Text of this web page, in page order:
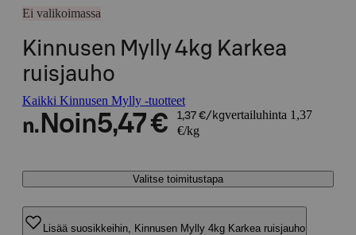
Ei valikoimassa
Kinnusen Mylly 4kg Karkea
ruisjauho
Kaikki Kinnusen Mylly -tuotteet
n. Noin5,47 € 1,37 €/kgvertailuhinta 1,37
€/kg
Valitse toimitustapa
Lisää suosikkeihin, Kinnusen Mylly 4kg Karkea ruisjauho